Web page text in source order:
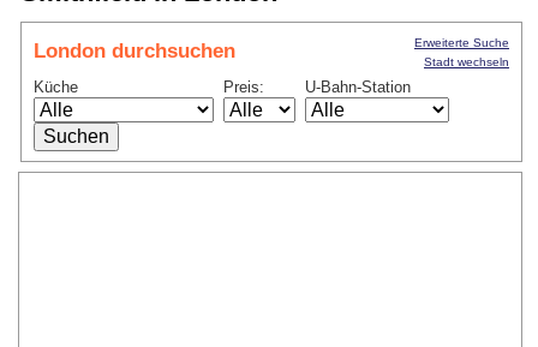
London durchsuchen
Küche Preis: U-Bahn-Station
Erweiterte Suche
Stadt wechseln